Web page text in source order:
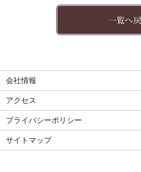
会社情報
アクセス
プライバシーポリシー
サイトマップ